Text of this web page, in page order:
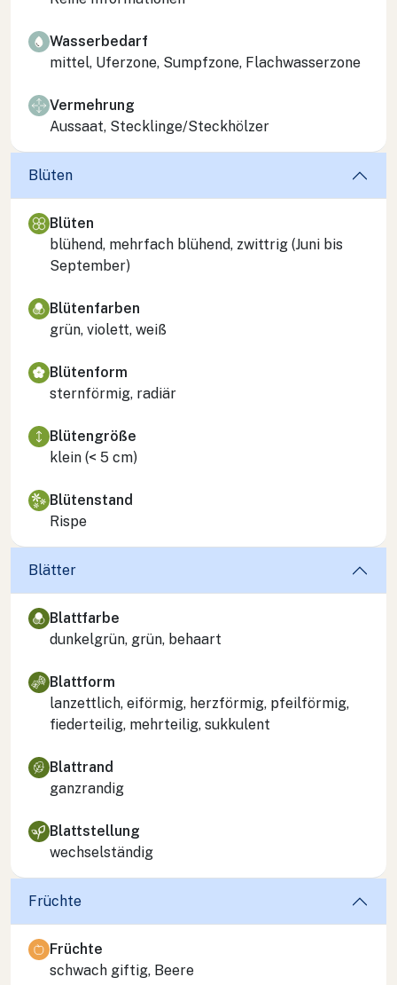
Wasserbedarf
mittel, Uferzone, Sumpfzone, Flachwasserzone
Vermehrung
Aussaat, Stecklinge/Steckhölzer
Blüten
Blüten
blühend, mehrfach blühend, zwittrig (Juni bis
September)
Blütenfarben
grün, violett, weiß
Blütenform
sternförmig, radiär
Blütengröße
klein (< 5 cm)
Blütenstand
Rispe
Blätter
Blattfarbe
dunkelgrün, grün, behaart
Blattform
lanzettlich, eiförmig, herzförmig, pfeilförmig,
fiederteilig, mehrteilig, sukkulent
Blattrand
ganzrandig
Blattstellung
wechselständig
Früchte
Früchte
schwach giftig, Beere